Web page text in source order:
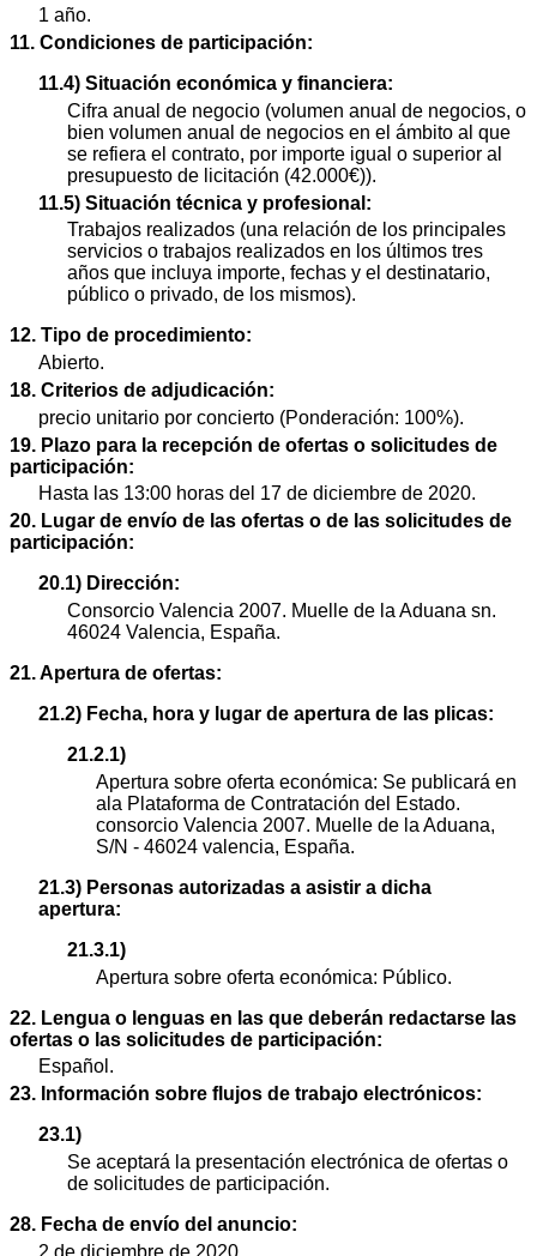
1 año.
11. Condiciones de participación:
11.4) Situación económica y financiera:
Cifra anual de negocio (volumen anual de negocios, o
bien volumen anual de negocios en el ámbito al que
se refiera el contrato, por importe igual o superior al
presupuesto de licitación (42.000€)).
11.5) Situación técnica y profesional:
Trabajos realizados (una relación de los principales
servicios o trabajos realizados en los últimos tres
años que incluya importe, fechas y el destinatario,
público o privado, de los mismos).
12. Tipo de procedimiento:
Abierto.
18. Criterios de adjudicación:
precio unitario por concierto (Ponderación: 100%).
19. Plazo para la recepción de ofertas o solicitudes de
participación:
Hasta las 13:00 horas del 17 de diciembre de 2020.
20. Lugar de envío de las ofertas o de las solicitudes de
participación:
20.1) Dirección:
Consorcio Valencia 2007. Muelle de la Aduana sn.
46024 Valencia, España.
21. Apertura de ofertas:
21.2) Fecha, hora y lugar de apertura de las plicas:
21.2.1)
Apertura sobre oferta económica: Se publicará en
ala Plataforma de Contratación del Estado.
consorcio Valencia 2007. Muelle de la Aduana,
S/N - 46024 valencia, España.
21.3) Personas autorizadas a asistir a dicha
apertura:
21.3.1)
Apertura sobre oferta económica: Público.
22. Lengua o lenguas en las que deberán redactarse las
ofertas o las solicitudes de participación:
Español.
23. Información sobre flujos de trabajo electrónicos:
23.1)
Se aceptará la presentación electrónica de ofertas o
de solicitudes de participación.
28. Fecha de envío del anuncio:
2 de diciembre de 2020.